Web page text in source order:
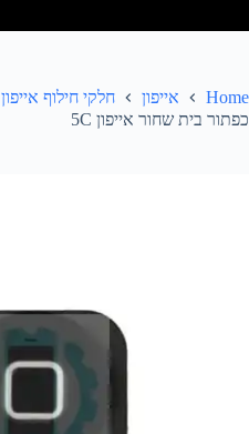
Home אייפון
חלקי חילוף אייפון 5C
כפתור בית שחור אייפון 5C